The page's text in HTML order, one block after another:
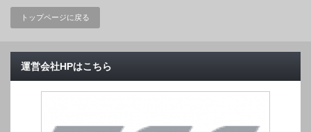
トップページに戻る
運営会社HPはこちら